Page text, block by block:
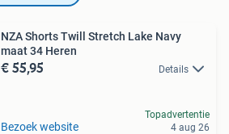
NZA Shorts Twill Stretch Lake Navy
maat 34 Heren
€ 55,95 Details
Bezoek website
Topadvertentie
4 aug 26